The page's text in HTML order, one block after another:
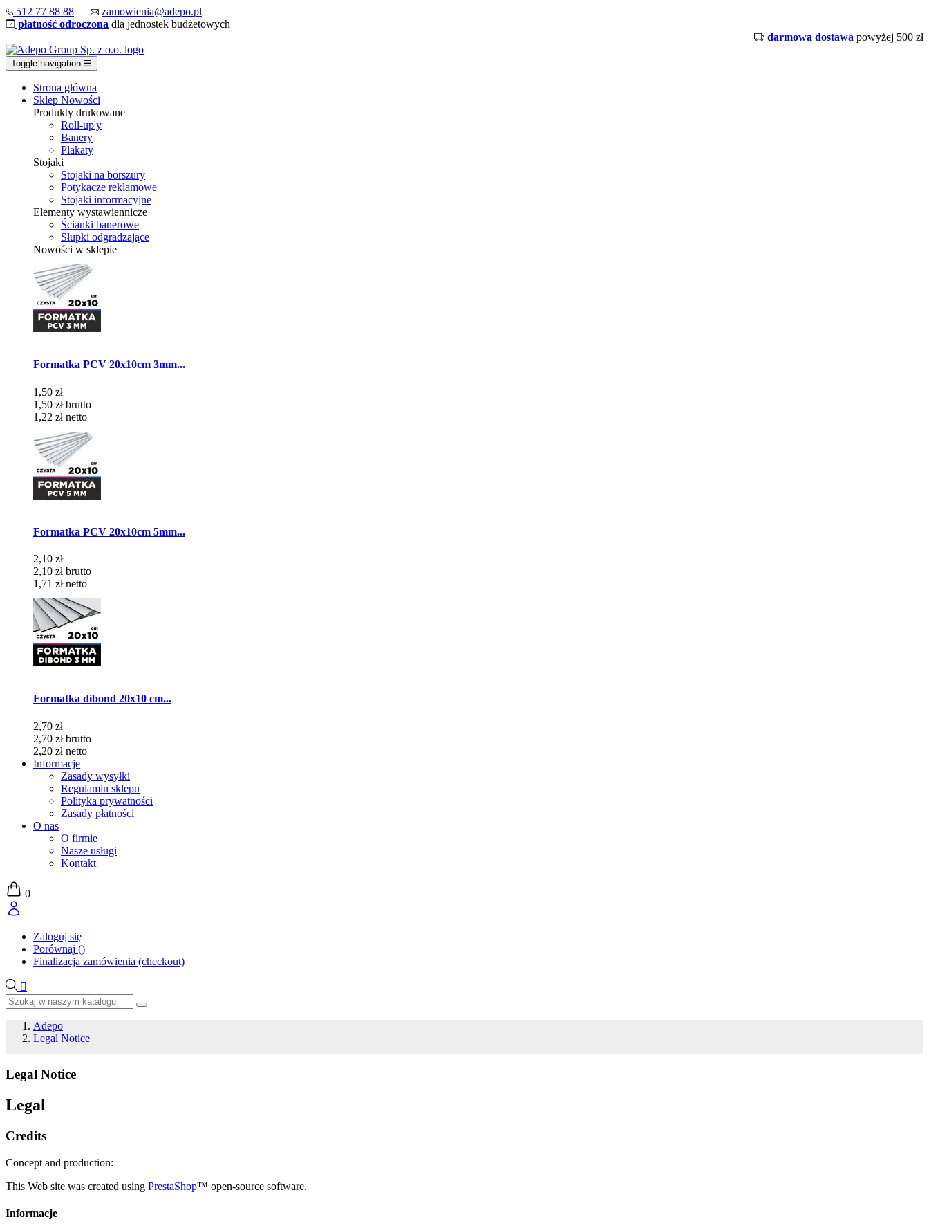
512 77 88 88
zamowienia@adepo.pl
płatność odroczona dla jednostek budżetowych
darmowa dostawa powyżej 500 zł
Toggle navigation ☰
Strona główna
Sklep Nowości
Produkty drukowane
Roll-up'y
Banery
Plakaty
Stojaki
Stojaki na borszury
Potykacze reklamowe
Stojaki informacyjne
Elementy wystawiennicze
Ścianki banerowe
Słupki odgradzające
Nowości w sklepie
Formatka PCV 20x10cm 3mm...
1,50 zł
1,50 zł brutto
1,22 zł netto
Formatka PCV 20x10cm 5mm...
2,10 zł
2,10 zł brutto
1,71 zł netto
Formatka dibond 20x10 cm...
2,70 zł
2,70 zł brutto
2,20 zł netto
Informacje
Zasady wysyłki
Regulamin sklepu
Polityka prywatności
Zasady płatności
O nas
O firmie
Nasze usługi
Kontakt
0
Zaloguj się
Porównaj ()
Finalizacja zamówienia (checkout)

Adepo
Legal Notice
Legal Notice
Legal
Credits
Concept and production:
This Web site was created using PrestaShop™ open-source software.
Informacje